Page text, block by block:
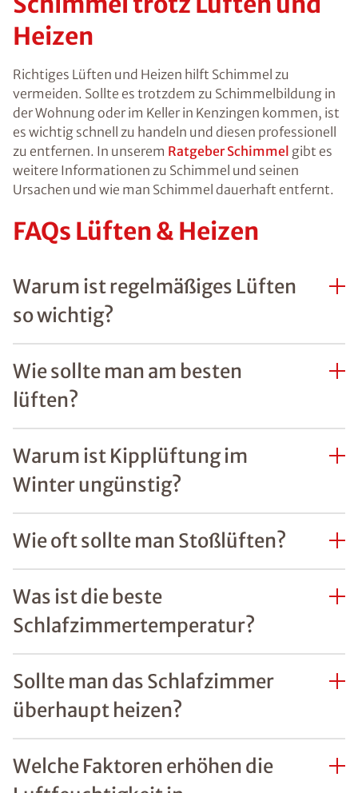
Heizen
Richtiges Lüften und Heizen hilft Schimmel zu
vermeiden. Sollte es trotzdem zu Schimmelbildung in
der Wohnung oder im Keller in Kenzingen kommen, ist
es wichtig schnell zu handeln und diesen professionell
zu entfernen. In unserem Ratgeber Schimmel gibt es
weitere Informationen zu Schimmel und seinen
Ursachen und wie man Schimmel dauerhaft entfernt.
FAQs Lüften & Heizen
Warum ist regelmäßiges Lüften
so wichtig?
Wie sollte man am besten
lüften?
Warum ist Kipplüftung im
Winter ungünstig?
Wie oft sollte man Stoßlüften?
Was ist die beste
Schlafzimmertemperatur?
Sollte man das Schlafzimmer
überhaupt heizen?
Welche Faktoren erhöhen die